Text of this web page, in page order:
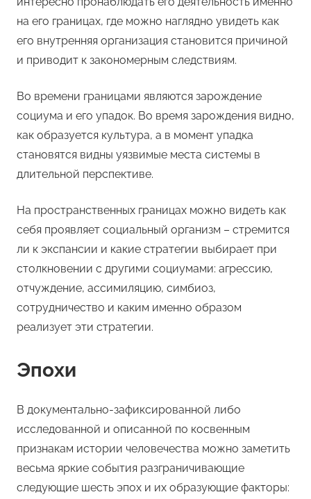
на его границах, где можно наглядно увидеть как
его внутренняя организация становится причиной
и приводит к закономерным следствиям.
Во времени границами являются зарождение
социума и его упадок. Во время зарождения видно,
как образуется культура, а в момент упадка
становятся видны уязвимые места системы в
длительной перспективе.
На пространственных границах можно видеть как
себя проявляет социальный организм – стремится
ли к экспансии и какие стратегии выбирает при
столкновении с другими социумами: агрессию,
отчуждение, ассимиляцию, симбиоз,
сотрудничество и каким именно образом
реализует эти стратегии.
Эпохи
В документально-зафиксированной либо
исследованной и описанной по косвенным
признакам истории человечества можно заметить
весьма яркие события разграничивающие
следующие шесть эпох и их образующие факторы: